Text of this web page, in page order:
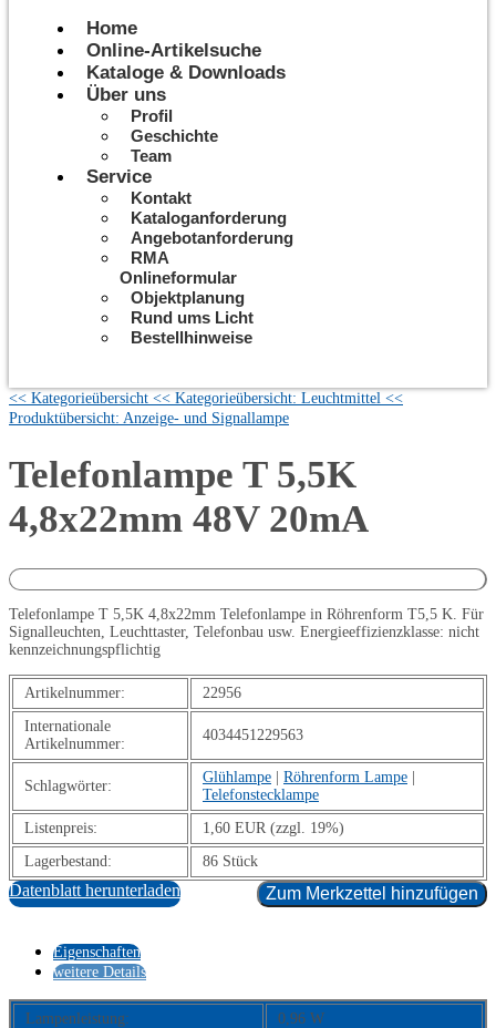
Home
Online-Artikelsuche
Kataloge & Downloads
Über uns
Profil
Geschichte
Team
Service
Kontakt
Kataloganforderung
Angebotanforderung
RMA
Onlineformular
Objektplanung
Rund ums Licht
Bestellhinweise
<< Kategorieübersicht << Kategorieübersicht: Leuchtmittel <<
Produktübersicht: Anzeige- und Signallampe
Telefonlampe T 5,5K
4,8x22mm 48V 20mA
Telefonlampe T 5,5K 4,8x22mm Telefonlampe in Röhrenform T5,5 K. Für
Signalleuchten, Leuchttaster, Telefonbau usw. Energieeffizienzklasse: nicht
kennzeichnungspflichtig
Artikelnummer:
22956
Internationale
Artikelnummer:
4034451229563
Schlagwörter:
Glühlampe Röhrenform Lampe
Telefonstecklampe
Listenpreis:
1,60 EUR (zzgl. 19%)
Lagerbestand:
86 Stück
Datenblatt herunterladen Zum Merkzettel hinzufügen
Eigenschaften
weitere Details
Lampenleistung:
0,96 W